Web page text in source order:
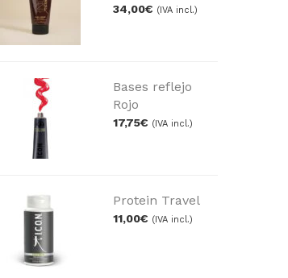
34,00€ (IVA incl.)
Bases reflejo
Rojo
17,75€ (IVA incl.)
Protein Travel
11,00€ (IVA incl.)